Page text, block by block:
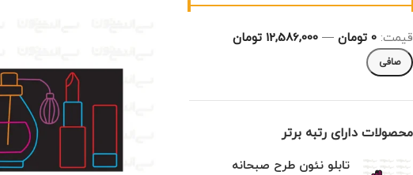
صافی
قيمت: 0 تومان — 12,586,000 تومان
محصولات دارای رتبه برتر
تابلو نئون طرح صبحانه